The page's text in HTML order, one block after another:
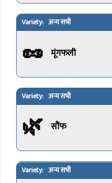
अन्य सभी
🥜 मूंगफली
अन्य सभी
🌿 सौंफ
अन्य सभी